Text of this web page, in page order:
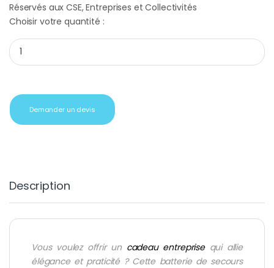
Réservés aux CSE, Entreprises et Collectivités
Choisir votre quantité :
Batterie de secours miroir chrome quantity
Demander un devis
Description
Vous voulez offrir un cadeau entreprise qui allie
élégance et praticité ? Cette batterie de secours